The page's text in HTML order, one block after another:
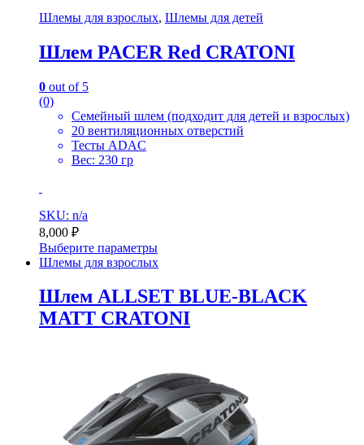
Шлемы для взрослых, Шлемы для детей
Шлем PACER Red CRATONI
0 out of 5
(0)
Семейный шлем (подходит для детей и взрослых)
20 вентиляционных отверстий
Тесты ADAC
Вес: 230 гр
SKU: n/a
8,000 ₽
Выберите параметры
Шлемы для взрослых
Шлем ALLSET BLUE-BLACK
MATT CRATONI